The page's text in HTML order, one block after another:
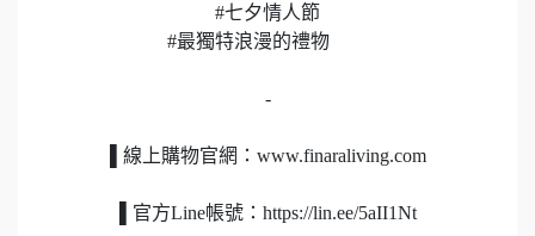
#七夕情人節
#最獨特浪漫的禮物
-
▌線上購物官網：www.finaraliving.com
▌官方Line帳號：https://lin.ee/5aII1Nt